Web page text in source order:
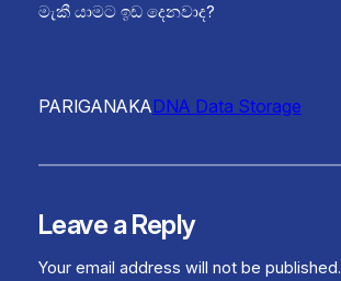
මැකී යාමට ඉඩ දෙනවාද?
PARIGANAKADNA Data Storage
Leave a Reply
Your email address will not be published.